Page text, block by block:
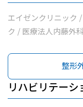
エイゼンクリニック
ク / 医療法人内藤外
整形
リハビリテー